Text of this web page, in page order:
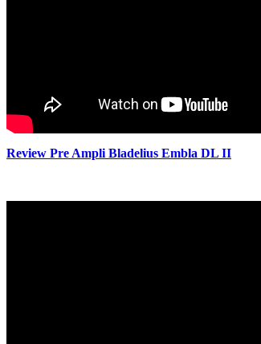
Review Pre Ampli Bladelius Embla DL II